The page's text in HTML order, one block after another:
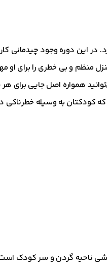
این دوره وجود چیدمانی
منظم و بی خطری را برای او
همواره اصل جایی برای
کودکتان به وسیله خطرناکی
ناحیه گردن و سر کودک